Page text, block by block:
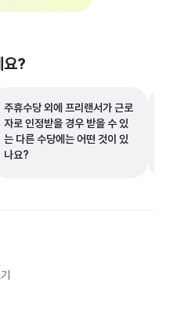
요?
주휴수당 외에 프리랜서가 근로
자로 인정받을 경우 받을 수 있
는 다른 수당에는 어떤 것이 있
나요?